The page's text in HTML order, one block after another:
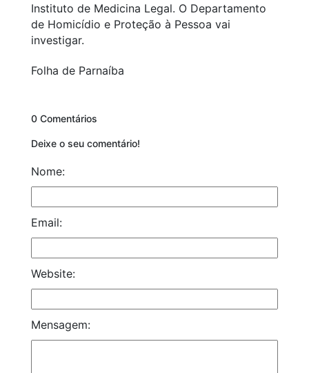
Instituto de Medicina Legal. O Departamento
de Homicídio e Proteção à Pessoa vai
investigar.
Folha de Parnaíba
0 Comentários
Deixe o seu comentário!
Nome:
Email:
Website:
Mensagem: